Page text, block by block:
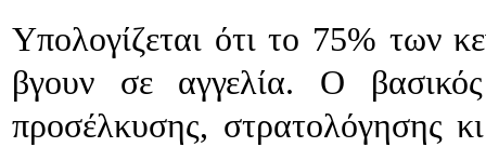
Υπολογίζεται ότι το 75% των
βγουν σε αγγελία. Ο
προσέλκυσης, στρατολόγησης